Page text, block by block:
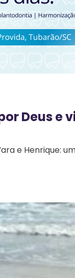
Deus e
e Henrique: